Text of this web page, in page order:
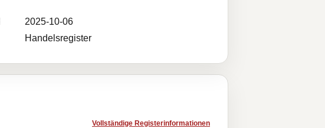
2025-10-06
Handelsregister
Vollständige Registerinformationen